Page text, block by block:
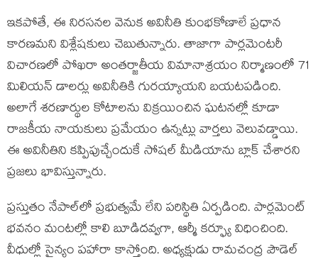
ఇకపోతే, ఈ నిరసనల వెనుక అవినీతి కుంభకోణాలే ప్రధాన
కారణమని విశ్లేషకులు చెబుతున్నారు. తాజాగా పార్లమెంటరీ
విచారణలో పోఖరా అంతర్జాతీయ విమానాశ్రయం నిర్మాణంలో 71
మిలియన్‌ డాలర్లు అవినీతికి గురయ్యాయని బయటపడింది.
అలాగే శరణార్థుల కోటాలను విక్రయించిన ఘటనల్లో కూడా
రాజకీయ నాయకులు ప్రమేయం ఉన్నట్లు వార్తలు వెలువడ్డాయి.
ఈ అవినీతిని కప్పిపుచ్చేందుకే సోషల్ మీడియాను బ్లాక్‌ చేశారని
ప్రజలు భావిస్తున్నారు.
ప్రస్తుతం నేపాల్‌లో ప్రభుత్వమే లేని పరిస్థితి ఏర్పడింది. పార్లమెంట్‌
భవనం మంటల్లో కాలి బూడిదవ్వగా, ఆర్మీ కర్ఫ్యూ విధించింది.
వీధుల్లో సైన్యం పహారా కాస్తోంది. అధ్యక్షుడు రామచంద్ర పౌడెల్‌